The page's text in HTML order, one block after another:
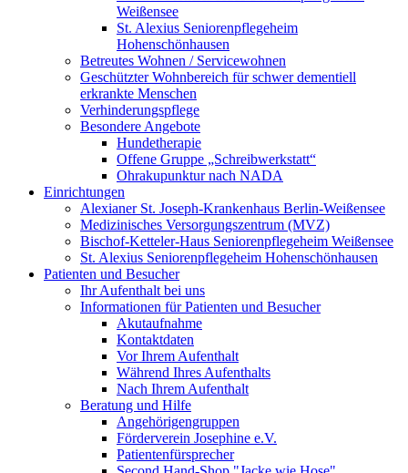
Weißensee
St. Alexius Seniorenpflegeheim
Hohenschönhausen
Betreutes Wohnen / Servicewohnen
Geschützter Wohnbereich für schwer dementiell
erkrankte Menschen
Verhinderungspflege
Besondere Angebote
Hundetherapie
Offene Gruppe „Schreibwerkstatt“
Ohrakupunktur nach NADA
Einrichtungen
Alexianer St. Joseph-Krankenhaus Berlin-Weißensee
Medizinisches Versorgungszentrum (MVZ)
Bischof-Ketteler-Haus Seniorenpflegeheim Weißensee
St. Alexius Seniorenpflegeheim Hohenschönhausen
Patienten und Besucher
Ihr Aufenthalt bei uns
Informationen für Patienten und Besucher
Akutaufnahme
Kontaktdaten
Vor Ihrem Aufenthalt
Während Ihres Aufenthalts
Nach Ihrem Aufenthalt
Beratung und Hilfe
Angehörigengruppen
Förderverein Josephine e.V.
Patientenfürsprecher